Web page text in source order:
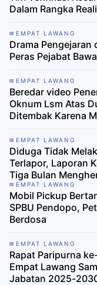
Dalam Rangka
EMPAT LAWANG
Drama Pengejaran
Peras Pejabat
EMPAT LAWANG
Beredar video
Oknum Lsm Atas
Ditembak Karena
EMPAT LAWANG
Diduga Tidak
Terlapor, Laporan
Tiga Bulan
EMPAT LAWANG
Mobil Pickup
SPBU Pendopo,
Berdosa
EMPAT LAWANG
Rapat Paripurna
Empat Lawang
Jabatan 2025-